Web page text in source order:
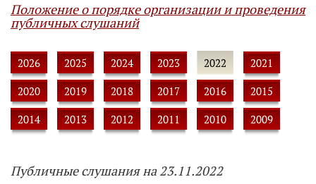
Положение о порядке организации и проведения
публичных слушаний
2026 2025 2024 2023 2022
2021
2020
2019 2018 2017 2016
2015
2014
2013 2012 2011 2010 2009
Публичные слушания на 23.11.2022